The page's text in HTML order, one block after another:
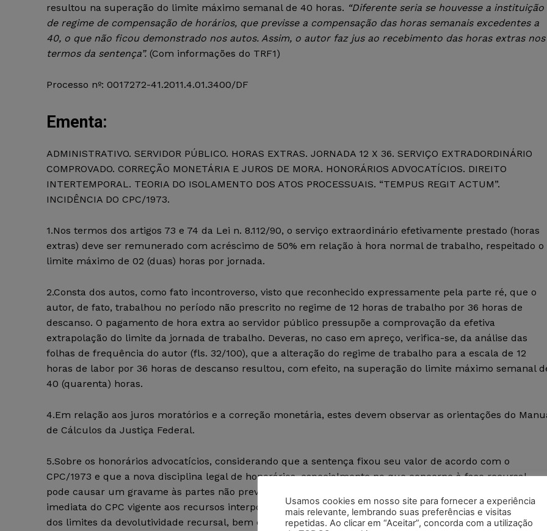
resultou na superação do limite máximo semanal de 40 horas. “Diferente seria se houvesse a instituição
de regime de compensação de horários, que previsse a compensação das horas semanais excedentes a
40, o que não ficou demonstrado nos autos. Assim, o autor faz jus ao recebimento das horas extras nos
termos da sentença”. (Com informações do TRF1)
Processo nº: 0017272-41.2011.4.01.3400/DF
Ementa:
ADMINISTRATIVO. SERVIDOR PÚBLICO. HORAS EXTRAS. JORNADA 12 X 36. SERVIÇO EXTRADORDINÁRIO
COMPROVADO. CORREÇÃO MONETÁRIA E JUROS DE MORA. HONORÁRIOS ADVOCATÍCIOS. DIREITO
INTERTEMPORAL. TEORIA DO ISOLAMENTO DOS ATOS PROCESSUAIS. “TEMPUS REGIT ACTUM”.
INCIDÊNCIA DO CPC/1973.
1.Nos termos dos artigos 73 e 74 da Lei n. 8.112/90, o serviço extraordinário efetivamente prestado (horas
extras) deve ser remunerado com acréscimo de 50% em relação à hora normal de trabalho, respeitado o
limite máximo de 02 (duas) horas por jornada.
2.Consta dos autos, como fato incontroverso, visto que reconhecido expressamente pela parte ré, que o
autor, de fato, trabalhou no período não prescrito no regime de 12 horas de trabalho por 36 horas de
descanso. O pagamento de hora extra ao servidor público pressupõe a comprovação da efetiva
extrapolação do limite da jornada de trabalho. Deveras, no caso em apreço, verifica-se, da análise das
folhas de frequência do autor (fls. 32/100), que a alteração do regime de trabalho para a escala de 12
horas de labor por 36 horas de descanso resultou, com efeito, na superação do limite máximo semanal
40 (quarenta) horas.
4.Em relação aos juros moratórios e a correção monetária, estes devem observar as orientações do
de Cálculos da Justiça Federal.
5.Sobre os honorários advocatícios, considerando que a sentença fixou seu valor de acordo com o
CPC/1973 e que a nova disciplina legal de honorários, especialmente no que concerne à fase recursal,
pode causar um gravame às partes não previsto no momento da interposição da apelação, a aplicação
imediata do CPC vigente aos recursos interpostos sob a égide da legislação anterior implicaria decidir
dos limites da devolutividade recursal, bem como surpreender às partes criando um risco de
Usamos cookies em nosso site para fornecer a experiência
mais relevante, lembrando suas preferências e visitas
repetidas. Ao clicar em “Aceitar”, concorda com a utilização